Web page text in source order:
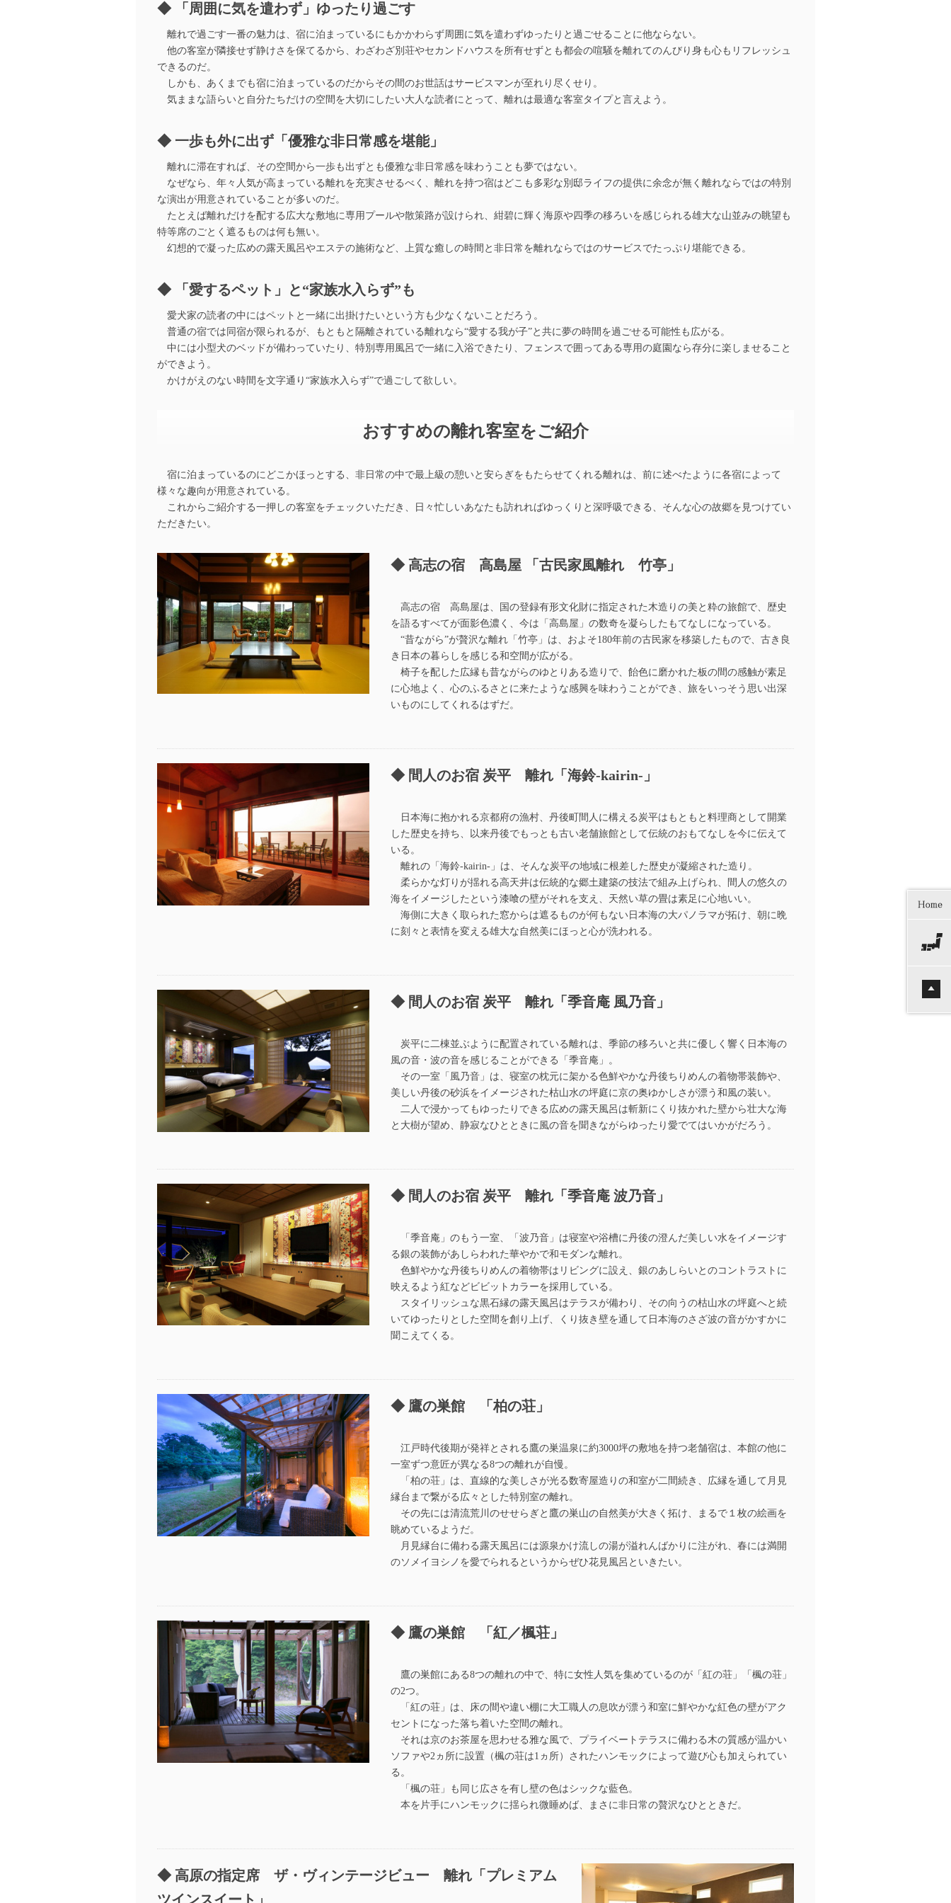
「周囲に気を遣わず」ゆったり過ごす
離れで過ごす一番の魅力は、宿に泊まっているにもかかわらず周囲に気を遣わずゆったりと過ごせることに他ならない。
他の客室が隣接せず静けさを保てるから、わざわざ別荘やセカンドハウスを所有せずとも都会の喧騒を離れてのんびり身も心もリフレッシュ
できるのだ。
しかも、あくまでも宿に泊まっているのだからその間のお世話はサービスマンが至れり尽くせり。
気ままな語らいと自分たちだけの空間を大切にしたい大人な読者にとって、離れは最適な客室タイプと言えよう。
一歩も外に出ず「優雅な非日常感を堪能」
離れに滞在すれば、その空間から一歩も出ずとも優雅な非日常感を味わうことも夢ではない。
なぜなら、年々人気が高まっている離れを充実させるべく、離れを持つ宿はどこも多彩な別邸ライフの提供に余念が無く離れならではの特別
な演出が用意されていることが多いのだ。
たとえば離れだけを配する広大な敷地に専用プールや散策路が設けられ、紺碧に輝く海原や四季の移ろいを感じられる雄大な山並みの眺望も
特等席のごとく遮るものは何も無い。
幻想的で凝った広めの露天風呂やエステの施術など、上質な癒しの時間と非日常を離れならではのサービスでたっぷり堪能できる。
「愛するペット」と“家族水入らず”も
愛犬家の読者の中にはペットと一緒に出掛けたいという方も少なくないことだろう。
普通の宿では同宿が限られるが、もともと隔離されている離れなら“愛する我が子”と共に夢の時間を過ごせる可能性も広がる。
中には小型犬のベッドが備わっていたり、特別専用風呂で一緒に入浴できたり、フェンスで囲ってある専用の庭園なら存分に楽しませること
ができよう。
かけがえのない時間を文字通り“家族水入らず”で過ごして欲しい。
おすすめの離れ客室をご紹介
宿に泊まっているのにどこかほっとする、非日常の中で最上級の憩いと安らぎをもたらせてくれる離れは、前に述べたように各宿によって
様々な趣向が用意されている。
これからご紹介する一押しの客室をチェックいただき、日々忙しいあなたも訪れればゆっくりと深呼吸できる、そんな心の故郷を見つけてい
ただきたい。
高志の宿 高島屋 「古民家風離れ 竹亭」
高志の宿 高島屋は、国の登録有形文化財に指定された木造りの美と粋の旅館で、歴史
を語るすべてが面影色濃く、今は「高島屋」の数奇を凝らしたもてなしになっている。
“昔ながら”が贅沢な離れ「竹亭」は、およそ180年前の古民家を移築したもので、古き良
き日本の暮らしを感じる和空間が広がる。
椅子を配した広縁も昔ながらのゆとりある造りで、飴色に磨かれた板の間の感触が素足
に心地よく、心のふるさとに来たような感興を味わうことができ、旅をいっそう思い出深
いものにしてくれるはずだ。
間人のお宿 炭平 離れ「海鈴-kairin-」
日本海に抱かれる京都府の漁村、丹後町間人に構える炭平はもともと料理商として開業
した歴史を持ち、以来丹後でもっとも古い老舗旅館として伝統のおもてなしを今に伝えて
いる。
離れの「海鈴-kairin-」は、そんな炭平の地域に根差した歴史が凝縮された造り。
柔らかな灯りが揺れる高天井は伝統的な郷土建築の技法で組み上げられ、間人の悠久の
海をイメージしたという漆喰の壁がそれを支え、天然い草の畳は素足に心地いい。
海側に大きく取られた窓からは遮るものが何もない日本海の大パノラマが拓け、朝に晩
に刻々と表情を変える雄大な自然美にほっと心が洗われる。
間人のお宿 炭平 離れ「季音庵 風乃音」
炭平に二棟並ぶように配置されている離れは、季節の移ろいと共に優しく響く日本海の
風の音・波の音を感じることができる「季音庵」。
その一室「風乃音」は、寝室の枕元に架かる色鮮やかな丹後ちりめんの着物帯装飾や、
美しい丹後の砂浜をイメージされた枯山水の坪庭に京の奥ゆかしさが漂う和風の装い。
二人で浸かってもゆったりできる広めの露天風呂は斬新にくり抜かれた壁から壮大な海
と大樹が望め、静寂なひとときに風の音を聞きながらゆったり愛でてはいかがだろう。
間人のお宿 炭平 離れ「季音庵 波乃音」
「季音庵」のもう一室、「波乃音」は寝室や浴槽に丹後の澄んだ美しい水をイメージす
る銀の装飾があしらわれた華やかで和モダンな離れ。
色鮮やかな丹後ちりめんの着物帯はリビングに設え、銀のあしらいとのコントラストに
映えるよう紅などビビットカラーを採用している。
スタイリッシュな黒石縁の露天風呂はテラスが備わり、その向うの枯山水の坪庭へと続
いてゆったりとした空間を創り上げ、くり抜き壁を通して日本海のさざ波の音がかすかに
聞こえてくる。
鷹の巣館 「柏の荘」
江戸時代後期が発祥とされる鷹の巣温泉に約3000坪の敷地を持つ老舗宿は、本館の他に
一室ずつ意匠が異なる8つの離れが自慢。
「柏の荘」は、直線的な美しさが光る数寄屋造りの和室が二間続き、広縁を通して月見
縁台まで繋がる広々とした特別室の離れ。
その先には清流荒川のせせらぎと鷹の巣山の自然美が大きく拓け、まるで１枚の絵画を
眺めているようだ。
月見縁台に備わる露天風呂には源泉かけ流しの湯が溢れんばかりに注がれ、春には満開
のソメイヨシノを愛でられるというからぜひ花見風呂といきたい。
鷹の巣館 「紅／楓荘」
鷹の巣館にある8つの離れの中で、特に女性人気を集めているのが「紅の荘」「楓の荘」
の2つ。
「紅の荘」は、床の間や違い棚に大工職人の息吹が漂う和室に鮮やかな紅色の壁がアク
セントになった落ち着いた空間の離れ。
それは京のお茶屋を思わせる雅な風で、プライベートテラスに備わる木の質感が温かい
ソファや2ヵ所に設置（楓の荘は1ヵ所）されたハンモックによって遊び心も加えられてい
る。
「楓の荘」も同じ広さを有し壁の色はシックな藍色。
本を片手にハンモックに揺られ微睡めば、まさに非日常の贅沢なひとときだ。
高原の指定席 ザ・ヴィンテージビュー 離れ「プレミアム
ツインスイート」